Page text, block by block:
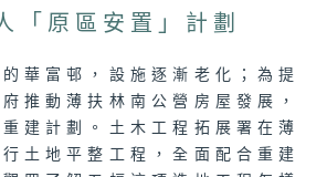
「原區安置」計劃
華富邨，設施逐漸老化；為提
推動薄扶林南公營房屋發展，
建計劃。土木工程拓展署在薄
土地平整工程，全面配合重建